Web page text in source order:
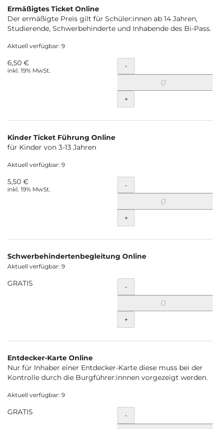
Ermäßigtes Ticket Online
Der ermäßigte Preis gilt für Schüler:innen ab 14 Jahren,
Studierende, Schwerbehinderte und Inhabende des Bi-Pass.
Aktuell verfügbar: 9
6,50 €
inkl. 19% MwSt. Menge
-
+
Kinder Ticket Führung Online
für Kinder von 3-13 Jahren
Aktuell verfügbar: 9
5,50 €
inkl. 19% MwSt. Menge
-
+
Schwerbehindertenbegleitung Online
Aktuell verfügbar: 9
GRATIS Menge
-
+
Entdecker-Karte Online
Nur für Inhaber einer Entdecker-Karte diese muss bei der
Kontrolle durch die Burgführer:innnen vorgezeigt werden.
Aktuell verfügbar: 9
GRATIS Menge
-